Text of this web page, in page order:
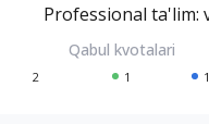
Professional ta'lim:
2 1 1